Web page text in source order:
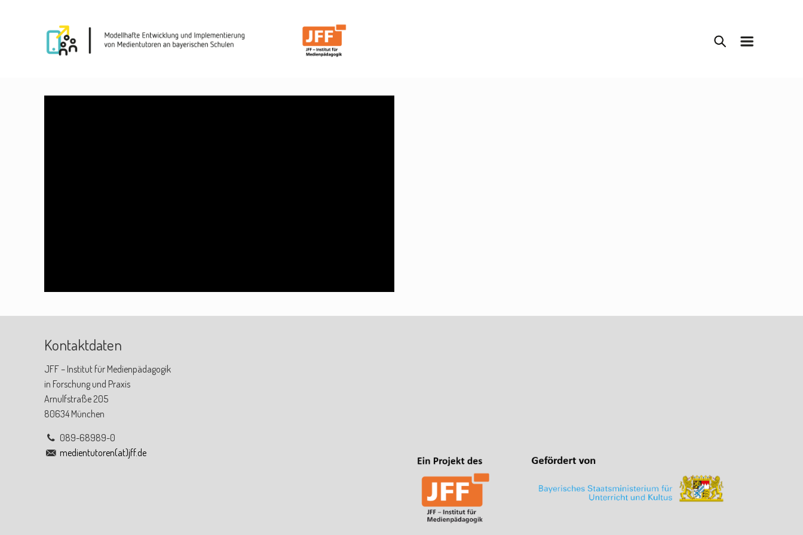
Kontaktdaten
JFF – Institut für Medienpädagogik
in Forschung und Praxis
Arnulfstraße 205
80634 München
089-68989-0
medientutoren(at)jff.de